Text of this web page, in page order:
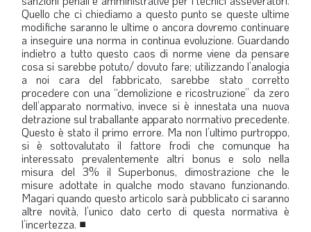
Quello che ci chiediamo a questo punto se queste ultime
modifiche saranno le ultime o ancora dovremo continuare
a inseguire una norma in continua evoluzione. Guardando
indietro a tutto questo caos di norme viene da pensare
cosa si sarebbe potuto/ dovuto fare; utilizzando l’analogia
a noi cara del fabbricato, sarebbe stato corretto
procedere con una “demolizione e ricostruzione” da zero
dell’apparato normativo, invece si è innestata una nuova
detrazione sul traballante apparato normativo precedente.
Questo è stato il primo errore. Ma non l’ultimo purtroppo,
si è sottovalutato il fattore frodi che comunque ha
interessato prevalentemente altri bonus e solo nella
misura del 3% il Superbonus, dimostrazione che le
misure adottate in qualche modo stavano funzionando.
Magari quando questo articolo sarà pubblicato ci saranno
altre novità, l’unico dato certo di questa normativa è
l’incertezza. ■